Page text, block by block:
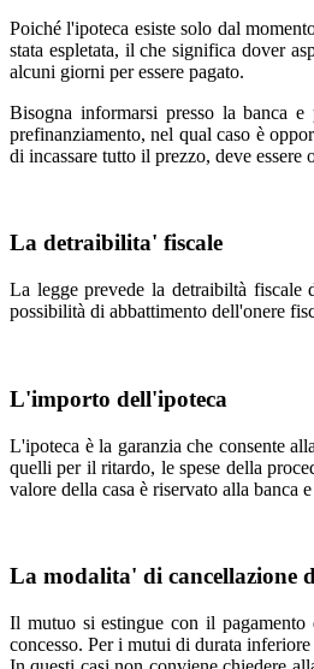
Poiché l'ipoteca esiste solo dal
stata espletata, il che significa dover
alcuni giorni per essere pagato.
Bisogna informarsi presso la banca
prefinanziamento, nel qual caso è
di incassare tutto il prezzo, deve
La detraibilita' fiscale
La legge prevede la detraibiltà
possibilità di abbattimento dell'onere
L'importo dell'ipoteca
L'ipoteca è la garanzia che consente
quelli per il ritardo, le spese della
valore della casa è riservato alla banca
La modalita' di cancellazione
Il mutuo si estingue con il
concesso. Per i mutui di durata